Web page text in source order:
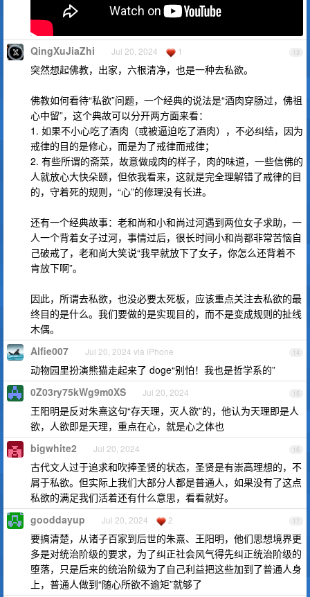
13
QingXuJiaZhi Jul 20, 2024 1
突然想起佛教，出家，六根清净，也是一种去私欲。
佛教如何看待“私欲”问题，一个经典的说法是“酒肉穿肠过，佛祖
心中留”，这个典故可以分开两方面来看：
1. 如果不小心吃了酒肉（或被逼迫吃了酒肉），不必纠结，因为
戒律的目的是修心，而是为了戒律而戒律；
2. 有些所谓的斋菜，故意做成肉的样子，肉的味道，一些信佛的
人就放心大快朵颐，但依我看来，这就是完全理解错了戒律的目
的，守着死的规则，“心”的修理没有长进。
还有一个经典故事：老和尚和小和尚过河遇到两位女子求助，一
人一个背着女子过河，事情过后，很长时间小和尚都非常苦恼自
己破戒了，老和尚大笑说“我早就放下了女子，你怎么还背着不
肯放下啊”。
因此，所谓去私欲，也没必要太死板，应该重点关注去私欲的最
终目的是什么。我们要做的是实现目的，而不是变成规则的扯线
木偶。
14
Alfie007 Jul 20, 2024 via iPhone
动物园里扮演熊猫走起来了 doge“别怕！我也是哲学系的”
15
0Z03ry75kWg9m0XS Jul 20, 2024
王阳明是反对朱熹这句“存天理，灭人欲”的，他认为天理即是人
欲，人欲即是天理，重点在心，就是心之体也
16
bigwhite2 Jul 20, 2024
古代文人过于追求和吹捧圣贤的状态，圣贤是有崇高理想的，不
屑于私欲。但实际上我们大部分人都是普通人，如果没有了这点
私欲的满足我们活着还有什么意思，看看就好。
17
gooddayup Jul 20, 2024 2
要搞清楚，从诸子百家到后世的朱熹、王阳明，他们思想境界更
多是对统治阶级的要求，为了纠正社会风气得先纠正统治阶级的
堕落，只是后来的统治阶级为了自己利益把这些加到了普通人身
上，普通人做到“随心所欲不逾矩”就够了